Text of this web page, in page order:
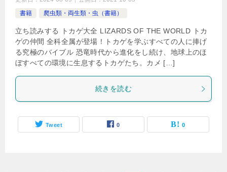
書籍
爬虫類・両生類・虫（書籍）
立ち読みする トカゲ大全 LIZARDS OF THE WORLD トカ
ゲの仲間 全科全属が登場！トカゲを学ぶすべての人に捧げ
る究極のバイブル 恐竜時代から進化をし続け、地球上のほ
ぼすべての環境に生息するトカゲたち。カメ […]
続きを読む
Tweet 0 0